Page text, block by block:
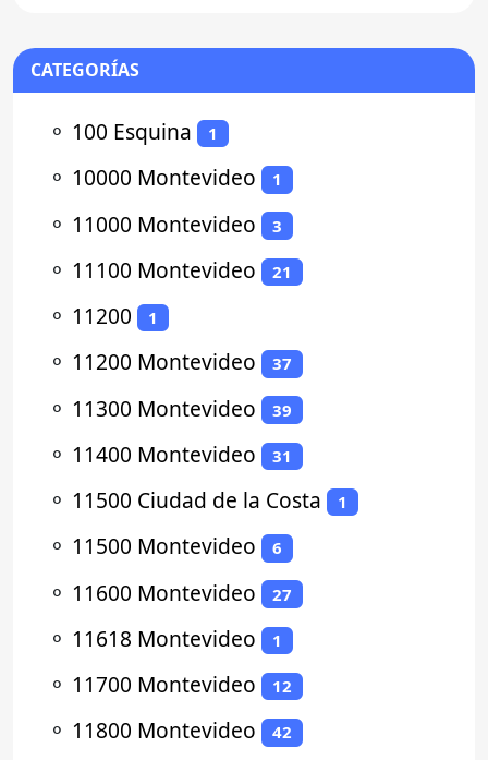
CATEGORÍAS
⚬ 100 Esquina 1
⚬ 10000 Montevideo 1
⚬ 11000 Montevideo 3
⚬ 11100 Montevideo 21
⚬ 11200 1
⚬ 11200 Montevideo 37
⚬ 11300 Montevideo 39
⚬ 11400 Montevideo 31
⚬ 11500 Ciudad de la Costa 1
⚬ 11500 Montevideo 6
⚬ 11600 Montevideo 27
⚬ 11618 Montevideo 1
⚬ 11700 Montevideo 12
⚬ 11800 Montevideo 42